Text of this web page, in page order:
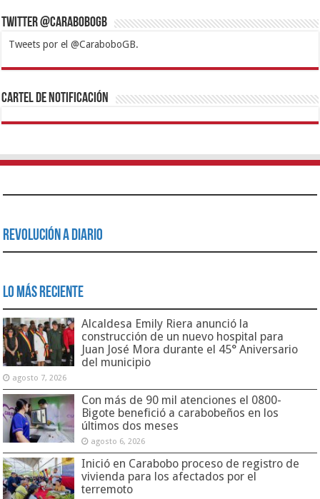
Twitter @CaraboboGB
Tweets por el @CaraboboGB.
1xbetBetturkeyBetistKralbetSupertotobetTipobetMatadorbetMariobet
https://mvbcasino.com/
Cartel de Notificación
Revolución a Diario
Lo Más Reciente
Alcaldesa Emily Riera anunció la
construcción de un nuevo hospital para
Juan José Mora durante el 45° Aniversario
del municipio
agosto 7, 2026
Con más de 90 mil atenciones el 0800-
Bigote benefició a carabobeños en los
últimos dos meses
agosto 6, 2026
Inició en Carabobo proceso de registro de
vivienda para los afectados por el
terremoto